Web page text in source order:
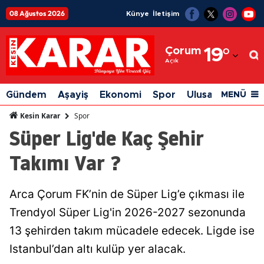
08 Ağustos 2026 Künye İletişim
Çorum
Açık 19°
Adıyaman
Afyonkarahisar
Ağrı
Amasya
Artvin
Aydın
Balıkesir
Gündem Aşayiş Ekonomi Spor Ulusal Siyaset
MENÜ
Kesin Karar Spor
Süper Lig'de Kaç Şehir
Takımı Var ?
Arca Çorum FK’nin de Süper Lig’e çıkması ile
Trendyol Süper Lig'in 2026-2027 sezonunda
13 şehirden takım mücadele edecek. Ligde ise
Istanbul’dan altı kulüp yer alacak.